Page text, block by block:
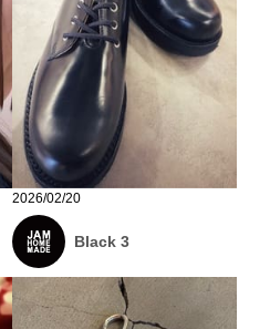
2026/02/20
Black 3